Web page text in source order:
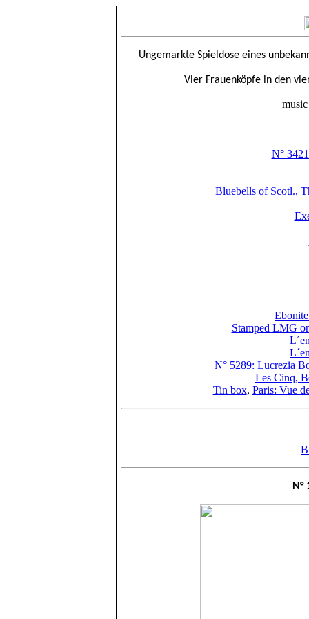
Ungemarkte Spieldose eines
Vier Frauenköpfe in den
N°
Bluebells of Scotl.,
Stamped LMG
N° 5289: Lucrezia
Les Cinq,
Tin box, Paris: Vue
N°